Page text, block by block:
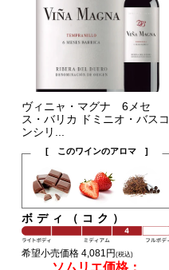
ヴィニャ・マグナ 6メセ
ス・バリカ ドミニオ・バスコ
ンシリ...
[ このワインのアロマ ]
ボディ（コク）
希望小売価格 4,081円(税込)
ソムリエ価格：